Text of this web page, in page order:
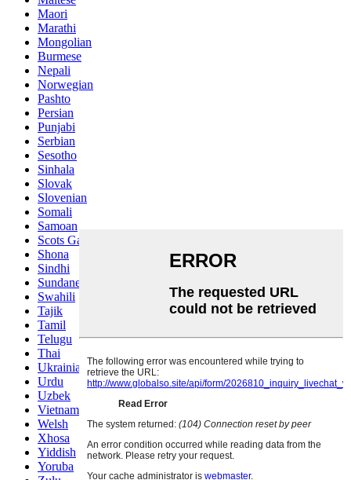
Maori
Marathi
Mongolian
Burmese
Nepali
Norwegian
Pashto
Persian
Punjabi
Serbian
Sesotho
Sinhala
Slovak
Slovenian
Somali
Samoan
Scots Gaelic
Shona
Sindhi
Sundanese
Swahili
Tajik
Tamil
Telugu
Thai
Ukrainian
Urdu
Uzbek
Vietnamese
Welsh
Xhosa
Yiddish
Yoruba